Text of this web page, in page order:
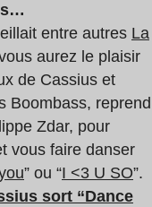
entre autres La
aurez le plaisir
de Cassius et
Boombass, reprend
Zdar, pour
vous faire danser
” ou “I <3 U SO”.
sort “Dance